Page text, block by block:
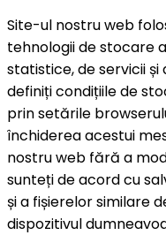
Site-ul nostru web
tehnologii de stocare
statistice, de servicii
definiți condițiile de
prin setările
închiderea acestui
nostru web fără a
sunteți de acord cu
și a fișierelor similare
dispozitivul